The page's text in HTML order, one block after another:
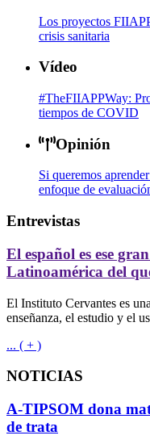
Los proyectos
crisis sanitaria
Vídeo
#TheFIIAPPWay:
tiempos de COVID
Opinión
Si queremos
enfoque de
Entrevistas
El español es ese
Latinoamérica del
El Instituto Cervantes es
enseñanza, el estudio y el
... ( + )
NOTICIAS
A-TIPSOM dona
de trata